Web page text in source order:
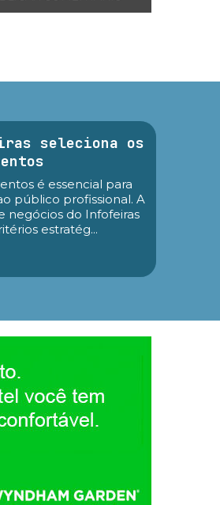
seleciona os
é essencial para
público profissional. A
negócios do Infofeiras
estratég...